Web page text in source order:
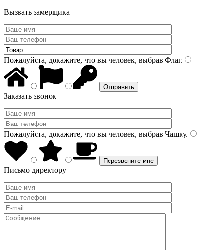
Вызвать замерщика
Пожалуйста, докажите, что вы человек, выбрав Флаг.
Заказать звонок
Пожалуйста, докажите, что вы человек, выбрав Чашку.
Письмо директору